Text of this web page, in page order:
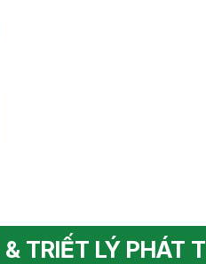
TRIẾT LÝ PHÁT